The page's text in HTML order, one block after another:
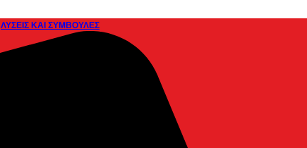
ΛΥΣΕΙΣ ΚΑΙ ΣΥΜΒΟΥΛΕΣ